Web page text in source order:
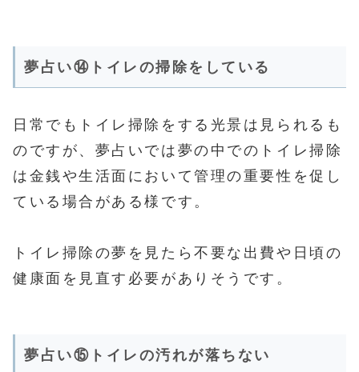
夢占い⑭トイレの掃除をしている
日常でもトイレ掃除をする光景は見られるも
のですが、夢占いでは夢の中でのトイレ掃除
は金銭や生活面において管理の重要性を促し
ている場合がある様です。
トイレ掃除の夢を見たら不要な出費や日頃の
健康面を見直す必要がありそうです。
夢占い⑮トイレの汚れが落ちない